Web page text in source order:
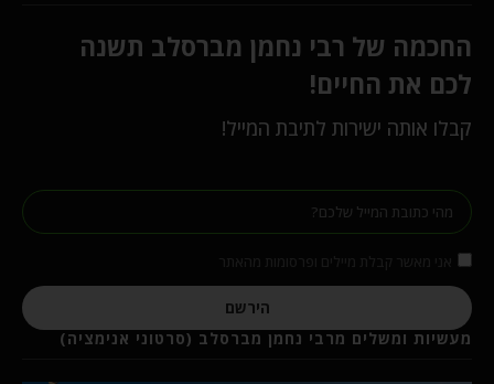
החכמה של רבי נחמן מברסלב תשנה
לכם את החיים!
קבלו אותה ישירות לתיבת המייל!
הירשם
מעשיות ומשלים מרבי נחמן מברסלב (סרטוני אנימציה)